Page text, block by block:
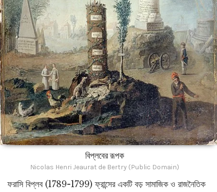
বিপ্লবের রূপক
Nicolas Henri Jeaurat de Bertry (Public Domain)
ফরাসি বিপ্লব (1789-1799) ফ্রান্সের একটি বড় সামাজিক ও রাজনৈতিক